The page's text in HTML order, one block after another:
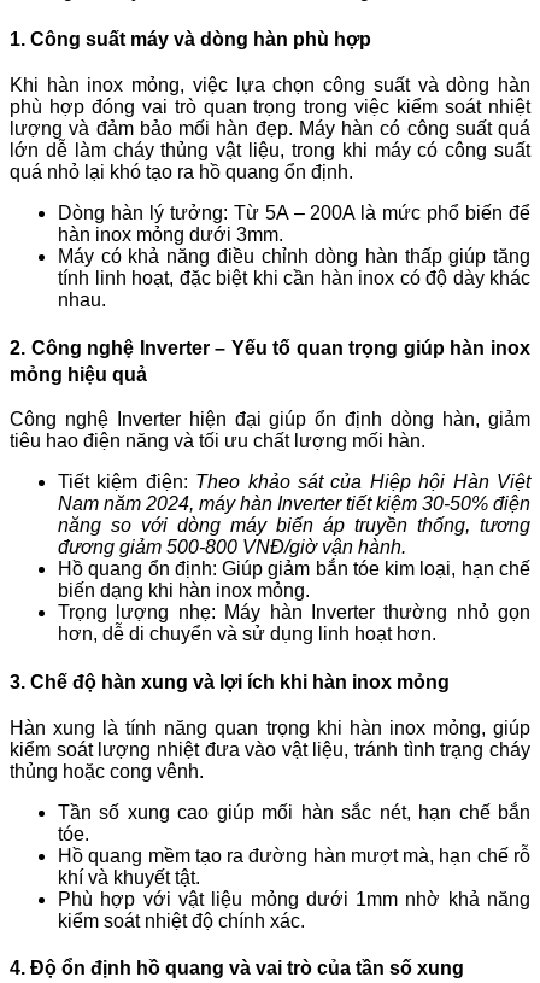
1. Công suất máy và dòng hàn phù hợp
Khi hàn inox mỏng, việc lựa chọn công suất và dòng hàn
phù hợp đóng vai trò quan trọng trong việc kiểm soát nhiệt
lượng và đảm bảo mối hàn đẹp. Máy hàn có công suất quá
lớn dễ làm cháy thủng vật liệu, trong khi máy có công suất
quá nhỏ lại khó tạo ra hồ quang ổn định.
Dòng hàn lý tưởng: Từ 5A – 200A là mức phổ biến để
hàn inox mỏng dưới 3mm.
Máy có khả năng điều chỉnh dòng hàn thấp giúp tăng
tính linh hoạt, đặc biệt khi cần hàn inox có độ dày khác
nhau.
2. Công nghệ Inverter – Yếu tố quan trọng giúp hàn inox
mỏng hiệu quả
Công nghệ Inverter hiện đại giúp ổn định dòng hàn, giảm
tiêu hao điện năng và tối ưu chất lượng mối hàn.
Tiết kiệm điện: Theo khảo sát của Hiệp hội Hàn Việt
Nam năm 2024, máy hàn Inverter tiết kiệm 30-50% điện
năng so với dòng máy biến áp truyền thống, tương
đương giảm 500-800 VNĐ/giờ vận hành.
Hồ quang ổn định: Giúp giảm bắn tóe kim loại, hạn chế
biến dạng khi hàn inox mỏng.
Trọng lượng nhẹ: Máy hàn Inverter thường nhỏ gọn
hơn, dễ di chuyển và sử dụng linh hoạt hơn.
3. Chế độ hàn xung và lợi ích khi hàn inox mỏng
Hàn xung là tính năng quan trọng khi hàn inox mỏng, giúp
kiểm soát lượng nhiệt đưa vào vật liệu, tránh tình trạng cháy
thủng hoặc cong vênh.
Tần số xung cao giúp mối hàn sắc nét, hạn chế bắn
tóe.
Hồ quang mềm tạo ra đường hàn mượt mà, hạn chế rỗ
khí và khuyết tật.
Phù hợp với vật liệu mỏng dưới 1mm nhờ khả năng
kiểm soát nhiệt độ chính xác.
4. Độ ổn định hồ quang và vai trò của tần số xung